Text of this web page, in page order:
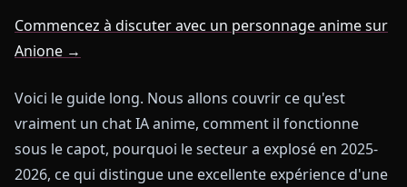
Commencez à discuter avec un personnage anime sur
Anione →
Voici le guide long. Nous allons couvrir ce qu'est
vraiment un chat IA anime, comment il fonctionne
sous le capot, pourquoi le secteur a explosé en 2025-
2026, ce qui distingue une excellente expérience d'une